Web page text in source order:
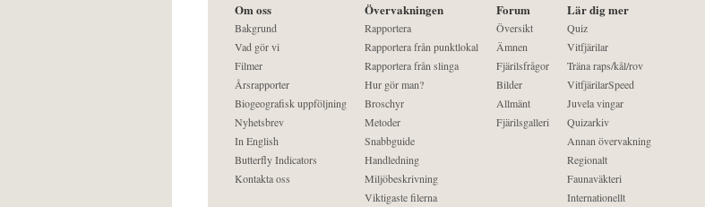
Om oss
Bakgrund
Vad gör vi
Filmer
Årsrapporter
Biogeografisk uppföljning
Nyhetsbrev
In English
Butterfly Indicators
Kontakta oss
Övervakningen
Rapportera
Rapportera från punktlokal
Rapportera från slinga
Hur gör man?
Broschyr
Metoder
Snabbguide
Handledning
Miljöbeskrivning
Viktigaste filerna
Forum
Översikt
Ämnen
Fjärilsfrågor
Bilder
Allmänt
Fjärilsgalleri
Lär dig mer
Quiz
Vitfjärilar
Träna raps/kål/rov
VitfjärilarSpeed
Juvela vingar
Quizarkiv
Annan övervakning
Regionalt
Faunaväkteri
Internationellt